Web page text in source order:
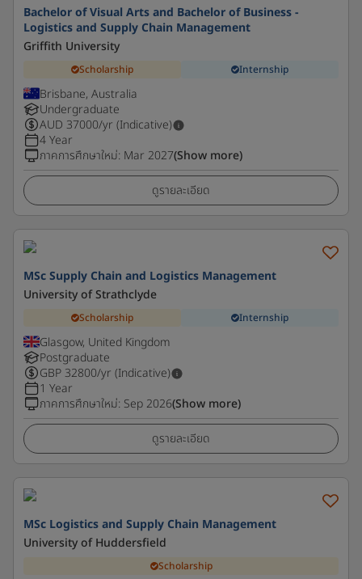
Bachelor of Visual Arts and Bachelor of Business -
Logistics and Supply Chain Management
Griffith University
Scholarship Internship
Brisbane, Australia
Undergraduate
AUD 37000/yr (Indicative)
4 Year
ภาคการศึกษาใหม่: Mar 2027(Show more)
ดูรายละเอียด
MSc Supply Chain and Logistics Management
University of Strathclyde
Scholarship Internship
Glasgow, United Kingdom
Postgraduate
GBP 32800/yr (Indicative)
1 Year
ภาคการศึกษาใหม่: Sep 2026(Show more)
ดูรายละเอียด
MSc Logistics and Supply Chain Management
University of Huddersfield
Scholarship